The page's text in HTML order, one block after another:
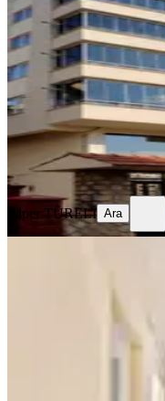
1+1·40
18.500 ₺
Alper TÜRELİ
Ara
Alper TÜRELİ Ara
Yeni
20.000 ₺